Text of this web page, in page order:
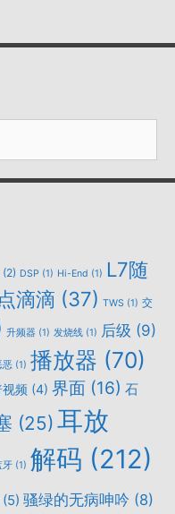
(2) DSP (1) Hi-End (1) L7随
滴滴 (37) TWS (1) 交
升频器 (1) 发烧线 (1) 后级 (9)
恶 (1) 播放器 (70)
频 (4) 界面 (16) 石
(25) 耳放
牙 (1) 解码 (212)
(5) 骚绿的无病呻吟 (8)